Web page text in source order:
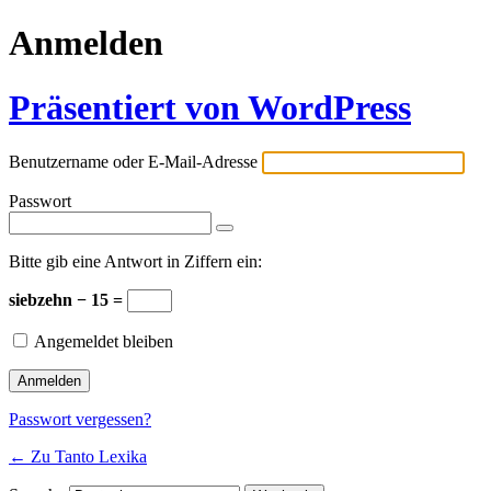
Anmelden
Präsentiert von WordPress
Benutzername oder E-Mail-Adresse
Passwort
Bitte gib eine Antwort in Ziffern ein:
siebzehn − 15 =
Angemeldet bleiben
Passwort vergessen?
← Zu Tanto Lexika